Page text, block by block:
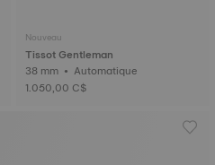
Nouveau
Tissot Gentleman
38 mm • Automatique
1.050,00 C$